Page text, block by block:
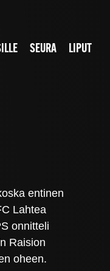
SEURA LIPUT
entinen
Lahtea
onnitteli
Raision
oheen.